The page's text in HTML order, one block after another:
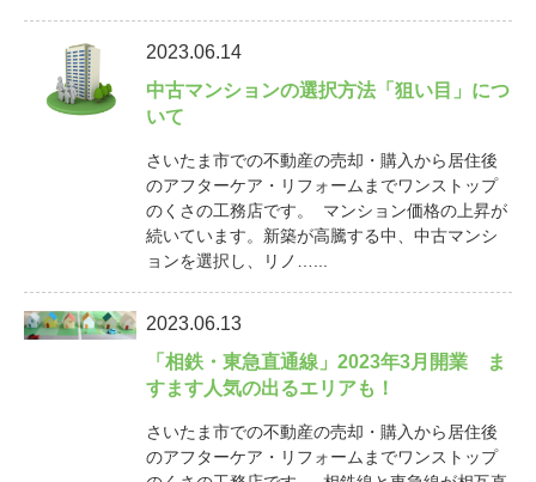
2023.06.14
中古マンションの選択方法「狙い目」につ
いて
さいたま市での不動産の売却・購入から居住後
のアフターケア・リフォームまでワンストップ
のくさの工務店です。 マンション価格の上昇が
続いています。新築が高騰する中、中古マンシ
ョンを選択し、リノ…...
2023.06.13
「相鉄・東急直通線」2023年3月開業 ま
すます人気の出るエリアも！
さいたま市での不動産の売却・購入から居住後
のアフターケア・リフォームまでワンストップ